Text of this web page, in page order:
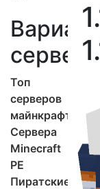
Топ
серверов
майнкрафт
Сервера
Minecraft
PE
Пиратские